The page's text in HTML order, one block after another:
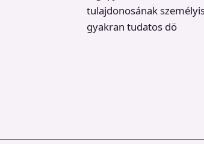
tulajdonosának
gyakran tudatos dö